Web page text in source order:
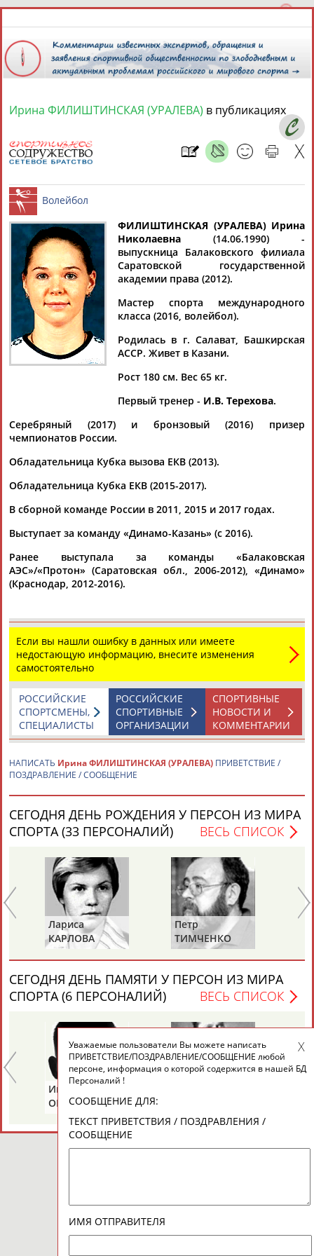
7 августа 2026 года,05:51
СПОРТСМЕНЫ, ТРЕНЕРЫ И СПЕЦИАЛИСТЫ
Найдено: 1персона
Ирина
ФИЛИШТИНСКАЯ
Ваш запрос: "Ирина ФИЛИШТИНСКАЯ (УРАЛЕВА)"
ТАБЛО АКТИВНОСТИ
ЦЕЛИ ПРОЕКТА КОНТАКТЫ НАШИ КНОПКИ
© Стадион, 1998-2026
Разработка и поддержка ООО НАИТ «Стадион»
Подпишись
Ирина ФИЛИШТИНСКАЯ (УРАЛЕВА) в публикациях
Волейбол
ФИЛИШТИНСКАЯ (УРАЛЕВА) Ирина
Николаевна (14.06.1990) -
выпускница Балаковского филиала
Саратовской государственной
академии права (2012).
Мастер спорта международного
класса (2016, волейбол).
Родилась в г. Салават, Башкирская
АССР. Живет в Казани.
Рост 180 см. Вес 65 кг.
Первый тренер - И.В. Терехова.
Серебряный (2017) и бронзовый (2016) призер
чемпионатов России.
Обладательница Кубка вызова ЕКВ (2013).
Обладательница Кубка ЕКВ (2015-2017).
В сборной команде России в 2011, 2015 и 2017 годах.
Выступает за команду «Динамо-Казань» (с 2016).
Ранее выступала за команды «Балаковская
АЭС»/«Протон» (Саратовская обл., 2006-2012), «Динамо»
(Краснодар, 2012-2016).
Если вы нашли ошибку в данных или имеете
недостающую информацию, внесите изменения
самостоятельно
СПОРТИВНЫЕ
НОВОСТИ И
КОММЕНТАРИИ
РОССИЙСКИЕ
СПОРТИВНЫЕ
ОРГАНИЗАЦИИ
РОССИЙСКИЕ
СПОРТСМЕНЫ,
СПЕЦИАЛИСТЫ
НАПИСАТЬ Ирина ФИЛИШТИНСКАЯ (УРАЛЕВА) ПРИВЕТСТВИЕ /
ПОЗДРАВЛЕНИЕ / СООБЩЕНИЕ
СЕГОДНЯ ДЕНЬ РОЖДЕНИЯ У ПЕРСОН ИЗ МИРА
СПОРТА (33 ПЕРСОНАЛИЙ)
ВЕСЬ СПИСОК
Лариса
КАРЛОВА
Петр
ТИМЧЕНКО
СЕГОДНЯ ДЕНЬ ПАМЯТИ У ПЕРСОН ИЗ МИРА
СПОРТА (6 ПЕРСОНАЛИЙ)
ВЕСЬ СПИСОК
Иван
ОГАНОВ
Уважаемые пользователи Вы можете написать
ПРИВЕТСТВИЕ/ПОЗДРАВЛЕНИЕ/СООБЩЕНИЕ любой
персоне, информация о которой содержится в нашей БД
Персоналий !
СООБЩЕНИЕ ДЛЯ:
ТЕКСТ ПРИВЕТСТВИЯ / ПОЗДРАВЛЕНИЯ /
СООБЩЕНИЕ
ИМЯ ОТПРАВИТЕЛЯ